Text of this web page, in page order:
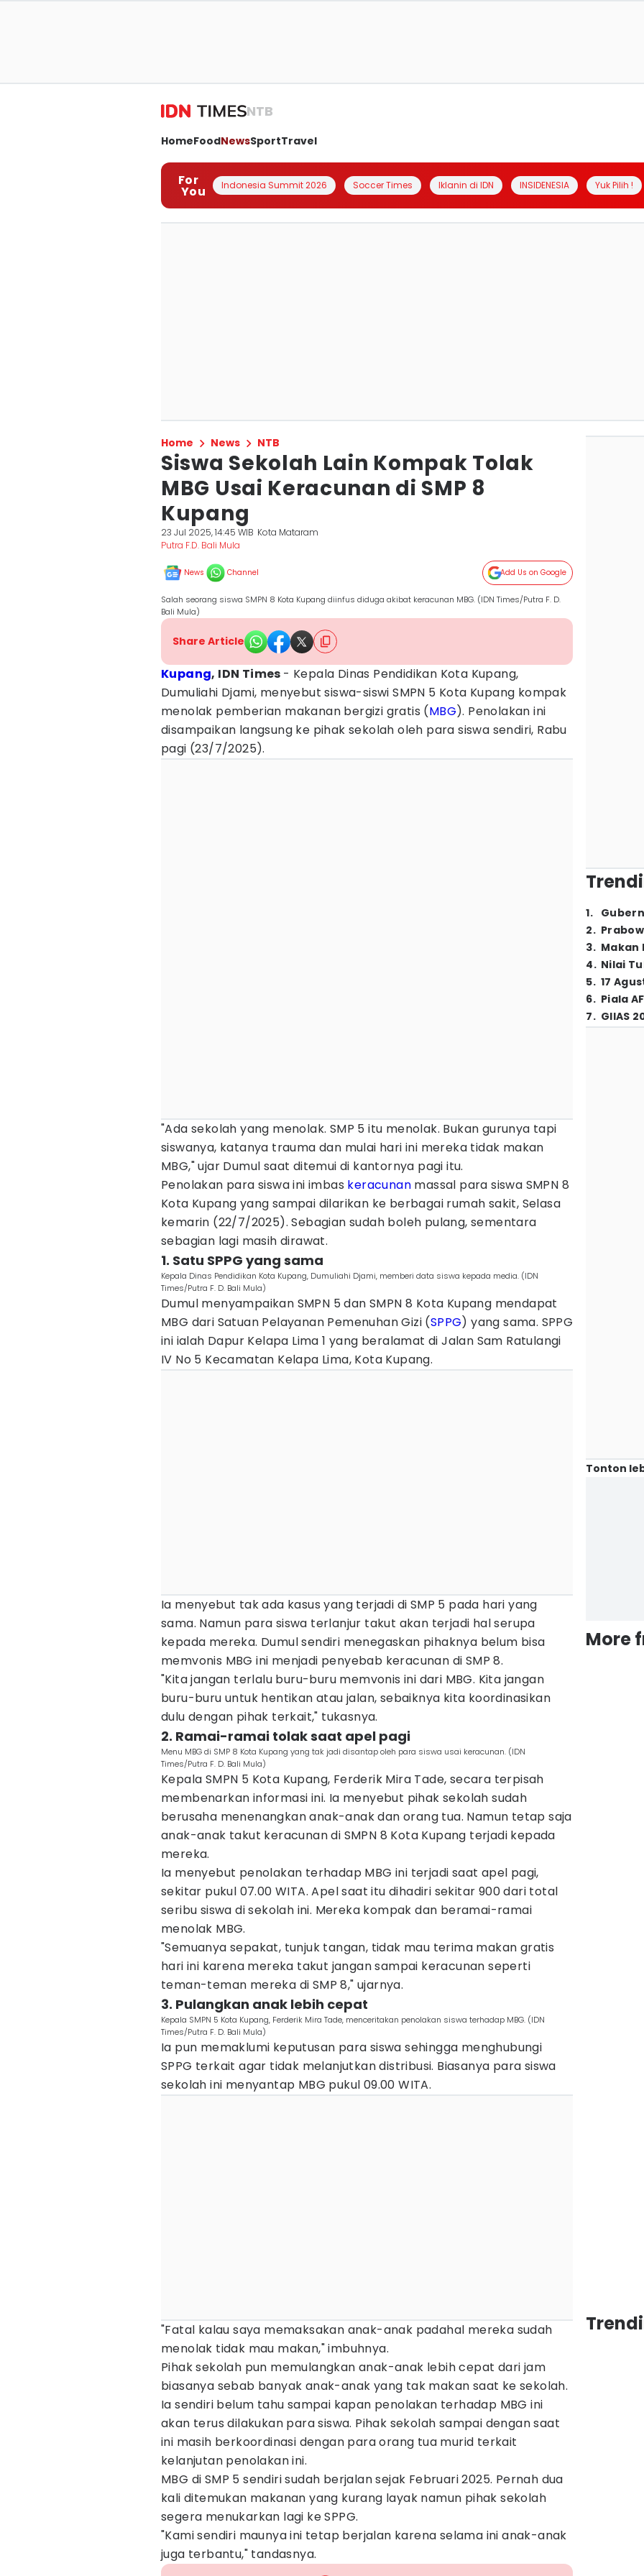
NTB
HomeFoodNewsSportTravel
For
You Indonesia Summit 2026 Soccer Times Iklanin di IDN INSIDENESIA Yuk Pilih !
Home News NTB
Siswa Sekolah Lain Kompak Tolak
MBG Usai Keracunan di SMP 8
Kupang
23 Jul 2025, 14:45 WIB Kota Mataram
Putra F.D. Bali Mula
News Channel Add Us on Google
Salah seorang siswa SMPN 8 Kota Kupang diinfus diduga akibat keracunan MBG. (IDN Times/Putra F. D.
Bali Mula)
Share Article
Kupang, IDN Times - Kepala Dinas Pendidikan Kota Kupang,
Dumuliahi Djami, menyebut siswa-siswi SMPN 5 Kota Kupang kompak
menolak pemberian makanan bergizi gratis (MBG). Penolakan ini
disampaikan langsung ke pihak sekolah oleh para siswa sendiri, Rabu
pagi (23/7/2025).
"Ada sekolah yang menolak. SMP 5 itu menolak. Bukan gurunya tapi
siswanya, katanya trauma dan mulai hari ini mereka tidak makan
MBG," ujar Dumul saat ditemui di kantornya pagi itu.
Penolakan para siswa ini imbas keracunan massal para siswa SMPN 8
Kota Kupang yang sampai dilarikan ke berbagai rumah sakit, Selasa
kemarin (22/7/2025). Sebagian sudah boleh pulang, sementara
sebagian lagi masih dirawat.
1. Satu SPPG yang sama
Kepala Dinas Pendidikan Kota Kupang, Dumuliahi Djami, memberi data siswa kepada media. (IDN
Times/Putra F. D. Bali Mula)
Dumul menyampaikan SMPN 5 dan SMPN 8 Kota Kupang mendapat
MBG dari Satuan Pelayanan Pemenuhan Gizi (SPPG) yang sama. SPPG
ini ialah Dapur Kelapa Lima 1 yang beralamat di Jalan Sam Ratulangi
IV No 5 Kecamatan Kelapa Lima, Kota Kupang.
Ia menyebut tak ada kasus yang terjadi di SMP 5 pada hari yang
sama. Namun para siswa terlanjur takut akan terjadi hal serupa
kepada mereka. Dumul sendiri menegaskan pihaknya belum bisa
memvonis MBG ini menjadi penyebab keracunan di SMP 8.
"Kita jangan terlalu buru-buru memvonis ini dari MBG. Kita jangan
buru-buru untuk hentikan atau jalan, sebaiknya kita koordinasikan
dulu dengan pihak terkait," tukasnya.
2. Ramai-ramai tolak saat apel pagi
Menu MBG di SMP 8 Kota Kupang yang tak jadi disantap oleh para siswa usai keracunan. (IDN
Times/Putra F. D. Bali Mula)
Kepala SMPN 5 Kota Kupang, Ferderik Mira Tade, secara terpisah
membenarkan informasi ini. Ia menyebut pihak sekolah sudah
berusaha menenangkan anak-anak dan orang tua. Namun tetap saja
anak-anak takut keracunan di SMPN 8 Kota Kupang terjadi kepada
mereka.
Ia menyebut penolakan terhadap MBG ini terjadi saat apel pagi,
sekitar pukul 07.00 WITA. Apel saat itu dihadiri sekitar 900 dari total
seribu siswa di sekolah ini. Mereka kompak dan beramai-ramai
menolak MBG.
"Semuanya sepakat, tunjuk tangan, tidak mau terima makan gratis
hari ini karena mereka takut jangan sampai keracunan seperti
teman-teman mereka di SMP 8," ujarnya.
3. Pulangkan anak lebih cepat
Kepala SMPN 5 Kota Kupang, Ferderik Mira Tade, menceritakan penolakan siswa terhadap MBG. (IDN
Times/Putra F. D. Bali Mula)
Ia pun memaklumi keputusan para siswa sehingga menghubungi
SPPG terkait agar tidak melanjutkan distribusi. Biasanya para siswa
sekolah ini menyantap MBG pukul 09.00 WITA.
"Fatal kalau saya memaksakan anak-anak padahal mereka sudah
menolak tidak mau makan," imbuhnya.
Pihak sekolah pun memulangkan anak-anak lebih cepat dari jam
biasanya sebab banyak anak-anak yang tak makan saat ke sekolah.
Ia sendiri belum tahu sampai kapan penolakan terhadap MBG ini
akan terus dilakukan para siswa. Pihak sekolah sampai dengan saat
ini masih berkoordinasi dengan para orang tua murid terkait
kelanjutan penolakan ini.
MBG di SMP 5 sendiri sudah berjalan sejak Februari 2025. Pernah dua
kali ditemukan makanan yang kurang layak namun pihak sekolah
segera menukarkan lagi ke SPPG.
"Kami sendiri maunya ini tetap berjalan karena selama ini anak-anak
juga terbantu," tandasnya.
1.
2.
3. Makan
4. Nilai
5. 17
6. Piala
7. GIIAS
Tonton
More